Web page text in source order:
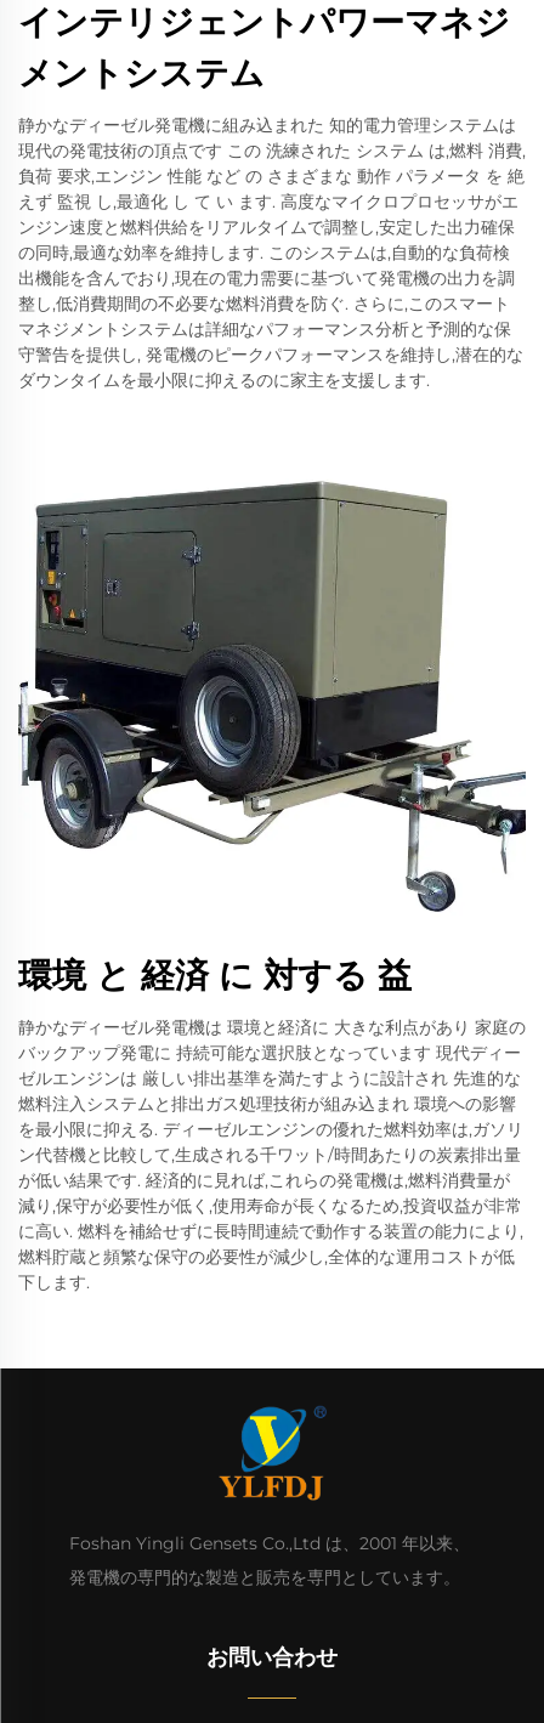
インテリジェントパワーマネジ
メントシステム
静かなディーゼル発電機に組み込まれた 知的電力管理システムは
現代の発電技術の頂点です この 洗練された システム は,燃料 消費,
負荷 要求,エンジン 性能 など の さまざまな 動作 パラメータ を 絶
えず 監視 し,最適化 し て い ます. 高度なマイクロプロセッサがエ
ンジン速度と燃料供給をリアルタイムで調整し,安定した出力確保
の同時,最適な効率を維持します. このシステムは,自動的な負荷検
出機能を含んでおり,現在の電力需要に基づいて発電機の出力を調
整し,低消費期間の不必要な燃料消費を防ぐ. さらに,このスマート
マネジメントシステムは詳細なパフォーマンス分析と予測的な保
守警告を提供し, 発電機のピークパフォーマンスを維持し,潜在的な
ダウンタイムを最小限に抑えるのに家主を支援します.
環境 と 経済 に 対する 益
静かなディーゼル発電機は 環境と経済に 大きな利点があり 家庭の
バックアップ発電に 持続可能な選択肢となっています 現代ディー
ゼルエンジンは 厳しい排出基準を満たすように設計され 先進的な
燃料注入システムと排出ガス処理技術が組み込まれ 環境への影響
を最小限に抑える. ディーゼルエンジンの優れた燃料効率は,ガソリ
ン代替機と比較して,生成される千ワット/時間あたりの炭素排出量
が低い結果です. 経済的に見れば,これらの発電機は,燃料消費量が
減り,保守が必要性が低く,使用寿命が長くなるため,投資収益が非常
に高い. 燃料を補給せずに長時間連続で動作する装置の能力により,
燃料貯蔵と頻繁な保守の必要性が減少し,全体的な運用コストが低
下します.
Foshan Yingli Gensets Co.,Ltd は、2001 年以来、
発電機の専門的な製造と販売を専門としています。
お問い合わせ